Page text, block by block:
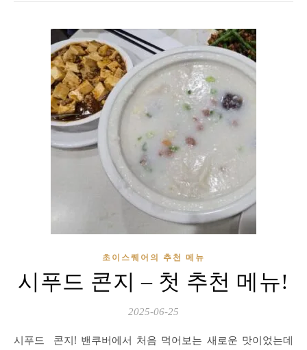
초이스퀘어의 추천 메뉴
시푸드 콘지 – 첫 추천 메뉴!
2025-06-25
시푸드 콘지! 밴쿠버에서 처음 먹어보는 새로운 맛이었는데